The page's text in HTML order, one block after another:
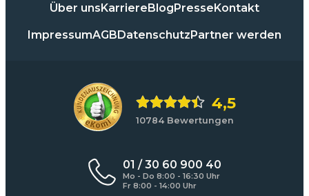
Über unsKarriereBlogPresseKontakt
ImpressumAGBDatenschutzPartner werden
4,5
10784 Bewertungen
01 / 30 60 900 40
Mo - Do 8:00 - 16:30 Uhr
Fr 8:00 - 14:00 Uhr